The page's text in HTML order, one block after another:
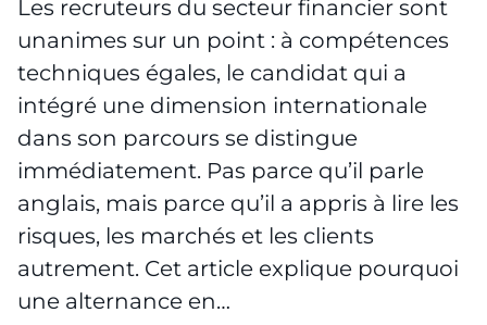
Les recruteurs du secteur financier sont
unanimes sur un point : à compétences
techniques égales, le candidat qui a
intégré une dimension internationale
dans son parcours se distingue
immédiatement. Pas parce qu’il parle
anglais, mais parce qu’il a appris à lire les
risques, les marchés et les clients
autrement. Cet article explique pourquoi
une alternance en…